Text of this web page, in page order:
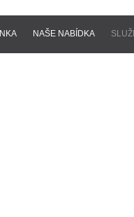
NAŠE NABÍDKA